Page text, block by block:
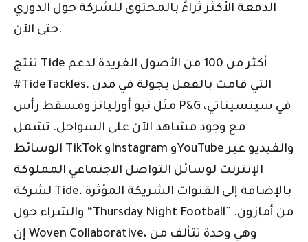
الدفعة الأكثر ثراءً بالمحتوى للشركة حول الدوري
حتى الآن.
تنتج Tide أكثر من 100 من الأصول الفريدة لدعم
#TideTackles، التي قامت بالفعل بجولة في مدن
مثل نيو أورليانز ومسقط رأس P&G في سينسيناتي،
مع وجود مشاهد الآن على السواحل. تشمل
الوسائط TikTok وInstagram وYouTube والفيديو عبر
الإنترنت لوسائل التواصل الاجتماعي المملوكة
لشركة Tide، بالإضافة إلى القنوات الشريكة المؤثرة
والشراء حول “Thursday Night Football” من أمازون.
إن Woven Collaborative، وهي وحدة تتألف من